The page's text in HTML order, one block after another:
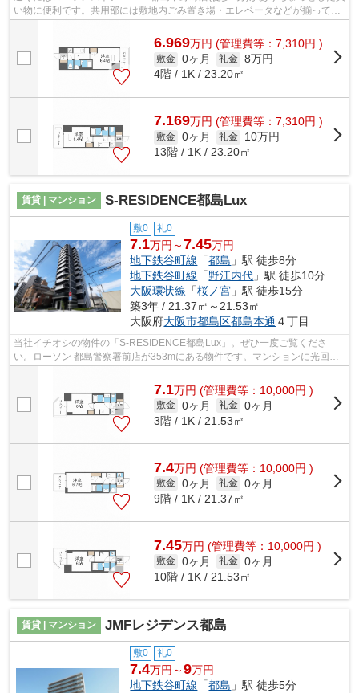
い物に便利です。共用部には敷地内ごみ置き場・エレベータなどが揃ってお
り、とても充実しています。日頃から...
6.969万円 (管理費等：7,310円 )
敷金 0ヶ月 礼金 8万円
4階 / 1K / 23.20㎡
7.169万円 (管理費等：7,310円 )
敷金 0ヶ月 礼金
10万円
13階 / 1K / 23.20㎡
賃貸 | マンション S-RESIDENCE都島Lux
敷0 礼0
7.1万円～7.45万円
地下鉄谷町線 「都島 」駅 徒歩8分
地下鉄谷町線 「野江内代 」駅 徒歩10分
大阪環状線 「桜ノ宮 」駅 徒歩15分
築3年 / 21.37㎡～21.53㎡
大阪府大阪市都島区都島本通 ４丁目
当社イチオシの物件の「S-RESIDENCE都島Lux」。ぜひ一度ご覧くださ
い。ローソン 都島警察署前店が353mにある物件です。マンションに光回線
7.1万円 (管理費等：10,000円 )
敷金 0ヶ月 礼金 0ヶ月
3階 / 1K / 21.53㎡
7.4万円 (管理費等：10,000円 )
敷金 0ヶ月 礼金 0ヶ月
9階 / 1K / 21.37㎡
7.45万円 (管理費等：10,000円 )
敷金 0ヶ月 礼金 0ヶ月
10階 / 1K / 21.53㎡
賃貸 | マンション JMFレジデンス都島
敷0 礼0
7.4万円～9万円
地下鉄谷町線 「都島 」駅 徒歩5分